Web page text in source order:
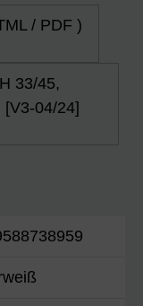
/ PDF )
33/45,
[V3-04/24]